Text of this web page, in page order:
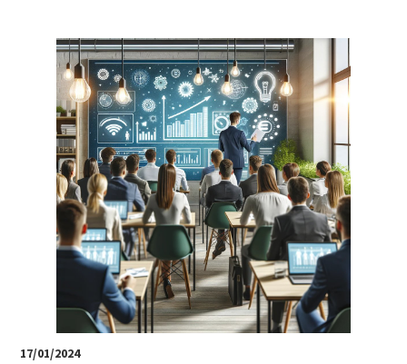
17/01/2024